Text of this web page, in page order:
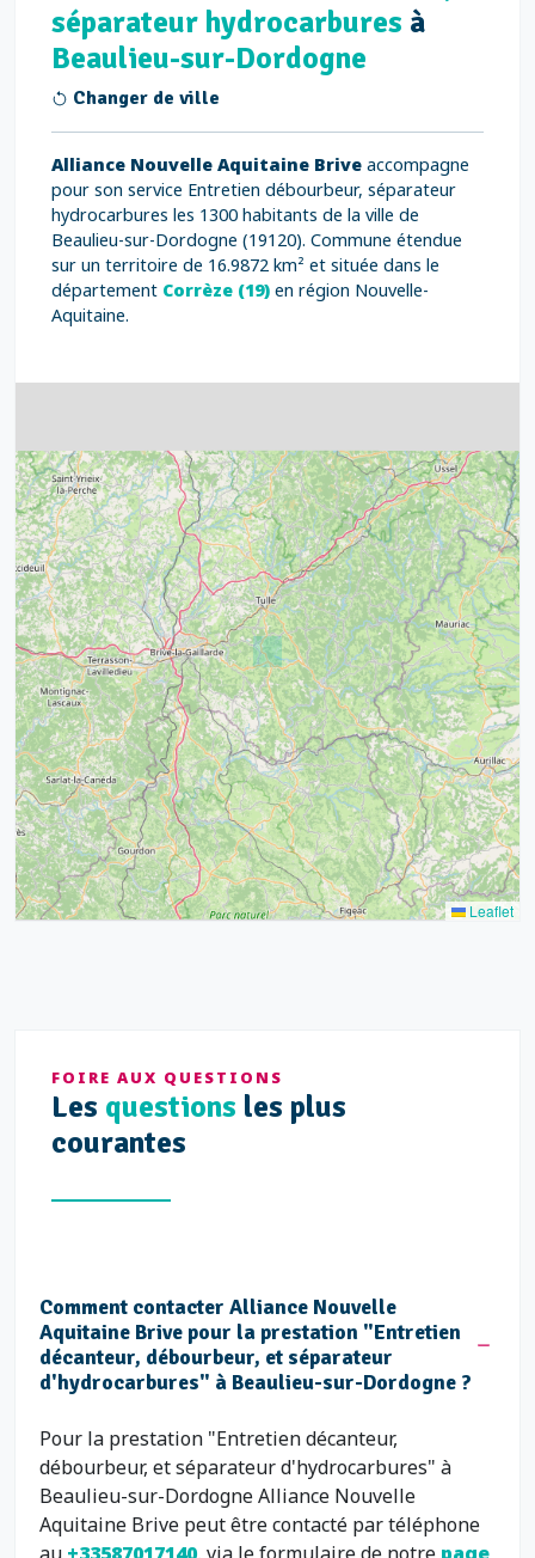
séparateur hydrocarbures à
Beaulieu-sur-Dordogne
Changer de ville
Alliance Nouvelle Aquitaine Brive accompagne
pour son service Entretien débourbeur, séparateur
hydrocarbures les 1300 habitants de la ville de
Beaulieu-sur-Dordogne (19120). Commune étendue
sur un territoire de 16.9872 km² et située dans le
département Corrèze (19) en région Nouvelle-
Aquitaine.
4
15
21
14
32
39
52 68
43
Leaflet
FOIRE AUX QUESTIONS
Les questions les plus
courantes
Comment contacter Alliance Nouvelle
Aquitaine Brive pour la prestation "Entretien
décanteur, débourbeur, et séparateur
d'hydrocarbures" à Beaulieu-sur-Dordogne ?
Pour la prestation "Entretien décanteur,
débourbeur, et séparateur d'hydrocarbures" à
Beaulieu-sur-Dordogne Alliance Nouvelle
Aquitaine Brive peut être contacté par téléphone